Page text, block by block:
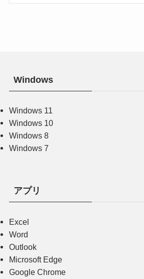
Windows
Windows 11
Windows 10
Windows 8
Windows 7
アプリ
Excel
Word
Outlook
Microsoft Edge
Google Chrome